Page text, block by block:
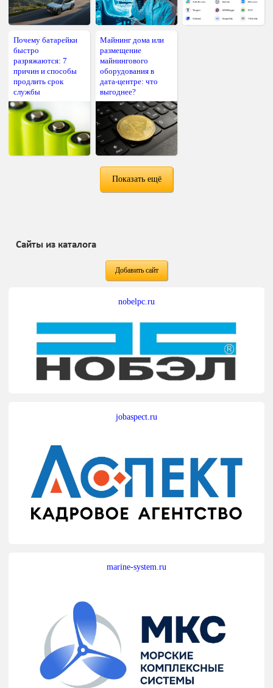
Почему батарейки
быстро
разряжаются: 7
причин и способы
продлить срок
службы
Майнинг дома или
размещение
майнингового
оборудования в
дата-центре: что
выгоднее?
Показать ещё
Сайты из каталога
Добавить сайт
nobelpc.ru
jobaspect.ru
marine-system.ru